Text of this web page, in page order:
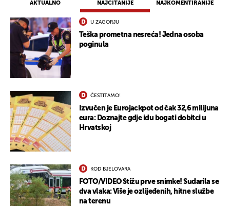
AKTUALNO NAJČITANIJE NAJKOMENTIRANIJE
U ZAGORJU
Teška prometna nesreća! Jedna osoba
poginula
ČESTITAMO!
Izvučen je Eurojackpot od čak 32,6 milijuna
eura: Doznajte gdje idu bogati dobitci u
Hrvatskoj
KOD BJELOVARA
FOTO/VIDEO Stižu prve snimke! Sudarila se
dva vlaka: Više je ozlijeđenih, hitne službe
na terenu
UKLJUČITE NOTIFIKACIJE